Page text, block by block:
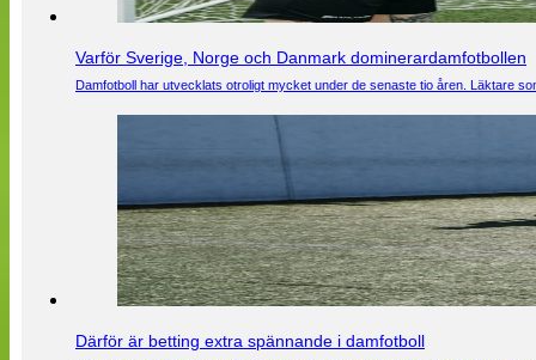
Varför Sverige, Norge och Danmark dominerardamfotbollen
Damfotboll har utvecklats otroligt mycket under de senaste tio åren. Läktare
Därför är betting extra spännande i damfotboll